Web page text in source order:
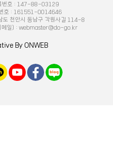
번호 : 147-88-03129
호 : 161551-0014646
도 천안시 동남구 각원사길 114-8
메일) : webmaster@do-go.kr
By ONWEB